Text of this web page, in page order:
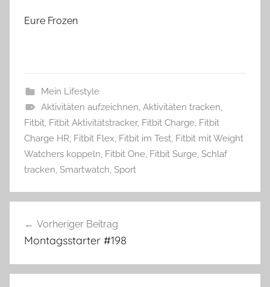
Eure Frozen
Mein Lifestyle
Aktivitäten aufzeichnen, Aktivitäten tracken,
Fitbit, Fitbit Aktivitätstracker, Fitbit Charge, Fitbit
Charge HR, Fitbit Flex, Fitbit im Test, Fitbit mit Weight
Watchers koppeln, Fitbit One, Fitbit Surge, Schlaf
tracken, Smartwatch, Sport
Vorheriger Beitrag
Montagsstarter #198